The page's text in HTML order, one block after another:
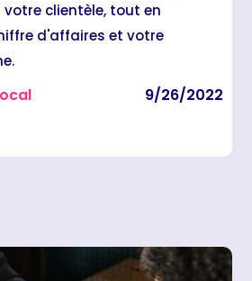
clientèle, tout en
d'affaires et votre
9/26/2022